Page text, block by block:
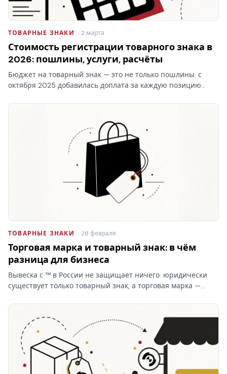
ТОВАРНЫЕ ЗНАКИ · 2 марта
Стоимость регистрации товарного знака в
2026: пошлины, услуги, расчёты
Бюджет на товарный знак — это не только пошлины: с
октября 2025 добавилась доплата за каждую позицию
товарного знака складывается из трёх блоков, и самый…
ТОВАРНЫЕ ЗНАКИ · 28 февраля
Торговая марка и товарный знак: в чём
разница для бизнеса
Вывеска с ™ в России не защищает ничего: юридически
существует только товарный знак, а торговая марка —
сможете ли вы запретить копирование бренда.